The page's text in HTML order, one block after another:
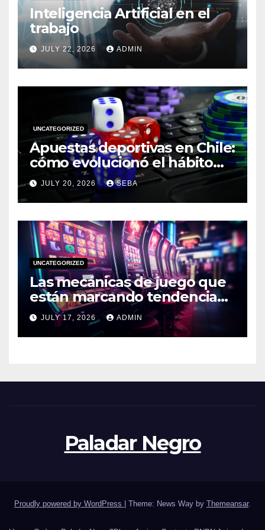
Inteligencia Artificial en el
trabajo
JULY 22, 2026 ADMIN
UNCATEGORIZED
Apuestas deportivas en Chile:
cómo evolucionó el hábito
del hincha en la era digital
JULY 20, 2026 SEBA
UNCATEGORIZED
Las mecánicas de juego que
están marcando tendencia
en 2026
JULY 17, 2026 ADMIN
Paladar Negro
Proudly powered by WordPress | Theme: News Way by Themeansar.